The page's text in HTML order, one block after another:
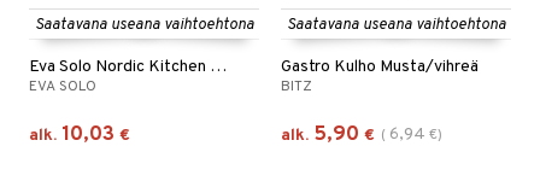
Saatavana useana vaihtoehtona
Eva Solo Nordic Kitchen Kulho
EVA SOLO
alk. 10,03 €
Saatavana useana vaihtoehtona
Gastro Kulho Musta/vihreä
BITZ
alk. 5,90 € ( 6,94 €)